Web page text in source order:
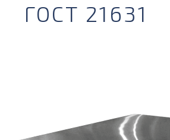
ГОСТ 21631